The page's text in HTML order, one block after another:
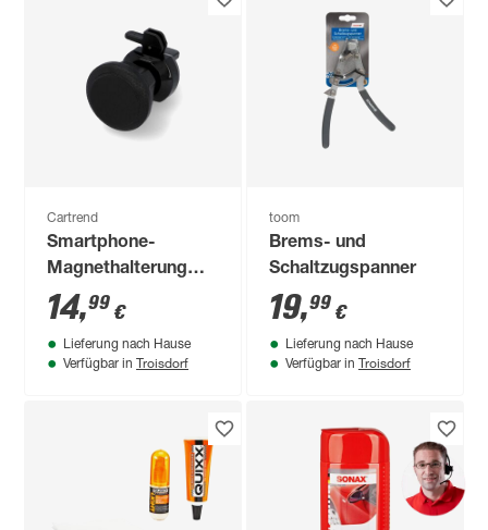
Cartrend
Smartphone-
Magnethalterung
360°
14,99 €
Lieferung nach Hause
Verfügbar in Troisdorf
toom
Brems- und
Schaltzugspanner
19,99 €
Lieferung nach Hause
Verfügbar in Troisdorf